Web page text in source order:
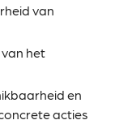
van
het
en
acties